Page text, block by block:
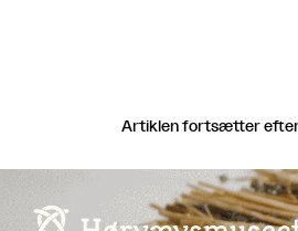
Artiklen fortsætter efter